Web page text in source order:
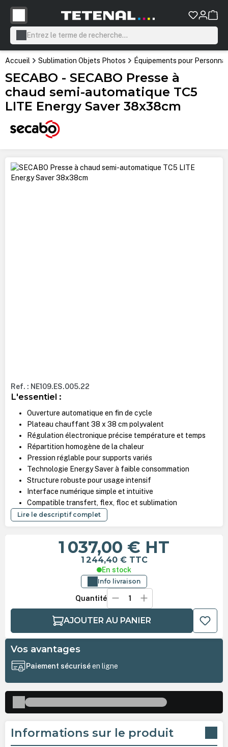
principal
Accueil Sublimation Objets Photos Équipements pour
SECABO - SECABO Presse à
chaud semi-automatique TC5
LITE Energy Saver 38x38cm
Ignorer la galerie d'images
Ref. : NE109.ES.005.22
L'essentiel :
Ouverture automatique en fin de cycle
Plateau chauffant 38 x 38 cm polyvalent
Régulation électronique précise température et temps
Répartition homogène de la chaleur
Pression réglable pour supports variés
Technologie Energy Saver à faible consommation
Structure robuste pour usage intensif
Interface numérique simple et intuitive
Compatible transfert, flex, floc et sublimation
Lire le descriptif complet
1 037,00 € HT
1 244,40 € TTC
En stock
Info livraison
Quantité
AJOUTER AU PANIER
Vos avantages
Paiement sécuriséen ligne
Informations sur le produit